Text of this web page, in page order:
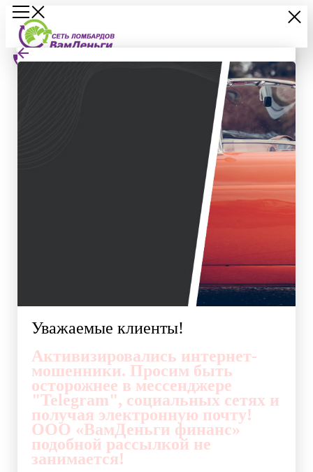
Уважаемые клиенты!
Активизировались интернет-
мошенники. Просим быть
осторожнее в мессенджере
"Telegram", социальных сетях и
получая электронную почту!
ООО «ВамДеньги финанс»
подобной рассылкой не
занимается!